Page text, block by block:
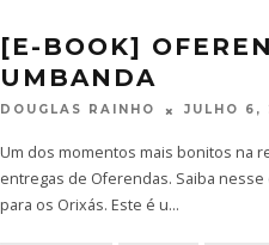
[E-BOOK]
UMBANDA
DOUGLAS RAINHO JULHO 6,
Um dos momentos mais bonitos na
entregas de Oferendas. Saiba
para os Orixás. Este é u...